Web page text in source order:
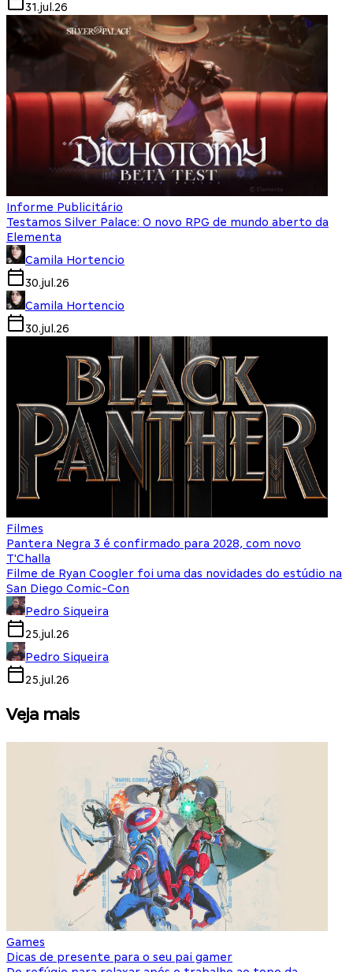
31.jul.26
Informe Publicitário
Testamos Silver Palace: O novo RPG de mundo aberto da
Elementa
Camila Hortencio
30.jul.26
Camila Hortencio
30.jul.26
Filmes
Pantera Negra 3 é confirmado para 2028, com novo
T'Challa
Filme de Ryan Coogler foi uma das novidades do estúdio na
San Diego Comic-Con
Pedro Siqueira
25.jul.26
Pedro Siqueira
25.jul.26
Veja mais
Games
Dicas de presente para o seu pai gamer